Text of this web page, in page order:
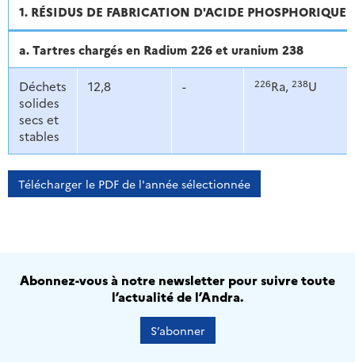
1. RÉSIDUS DE FABRICATION D'ACIDE PHOSPHORIQUE
a. Tartres chargés en Radium 226 et uranium 238
Déchets
solides
secs et
stables
12,8 - 226Ra, 238U
Télécharger le PDF de l'année sélectionnée
Abonnez-vous à notre newsletter pour suivre toute
l’actualité de l’Andra.
S’abonner